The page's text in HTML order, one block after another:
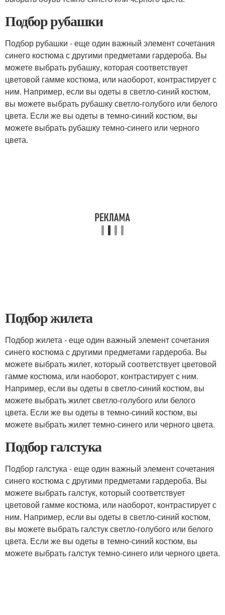
Подбор рубашки
Подбор рубашки - еще один важный элемент сочетания
синего костюма с другими предметами гардероба. Вы
можете выбрать рубашку, которая соответствует
цветовой гамме костюма, или наоборот, контрастирует с
ним. Например, если вы одеты в светло-синий костюм,
вы можете выбрать рубашку светло-голубого или белого
цвета. Если же вы одеты в темно-синий костюм, вы
можете выбрать рубашку темно-синего или черного
цвета.
Подбор жилета
Подбор жилета - еще один важный элемент сочетания
синего костюма с другими предметами гардероба. Вы
можете выбрать жилет, который соответствует цветовой
гамме костюма, или наоборот, контрастирует с ним.
Например, если вы одеты в светло-синий костюм, вы
можете выбрать жилет светло-голубого или белого
цвета. Если же вы одеты в темно-синий костюм, вы
можете выбрать жилет темно-синего или черного цвета.
Подбор галстука
Подбор галстука - еще один важный элемент сочетания
синего костюма с другими предметами гардероба. Вы
можете выбрать галстук, который соответствует
цветовой гамме костюма, или наоборот, контрастирует с
ним. Например, если вы одеты в светло-синий костюм,
вы можете выбрать галстук светло-голубого или белого
цвета. Если же вы одеты в темно-синий костюм, вы
можете выбрать галстук темно-синего или черного цвета.